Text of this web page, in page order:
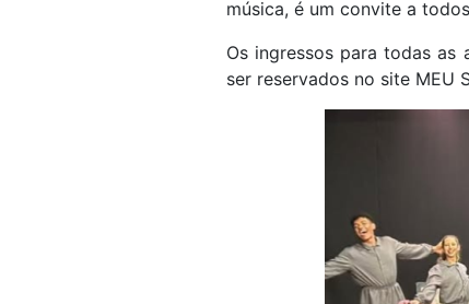
música, é um convite a
Os ingressos para todas as
ser reservados no site MEU